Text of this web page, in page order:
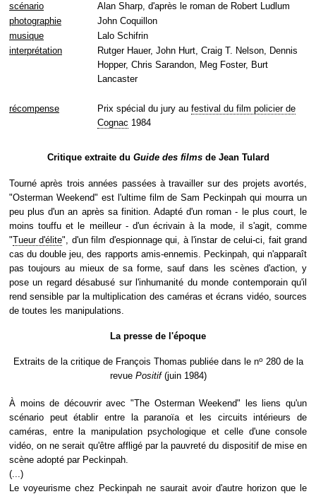
scénario
Alan Sharp, d'après le roman de Robert Ludlum
photographie
John Coquillon
musique
Lalo Schifrin
interprétation
Rutger Hauer, John Hurt, Craig T. Nelson, Dennis
Hopper, Chris Sarandon, Meg Foster, Burt
Lancaster
récompense Prix spécial du jury au festival du film policier de
Cognac 1984
Critique extraite du Guide des filmsde Jean Tulard
Tourné après trois années passées à travailler sur des projets avortés,
"Osterman Weekend" est l'ultime film de Sam Peckinpah qui mourra un
peu plus d'un an après sa finition. Adapté d'un roman - le plus court, le
moins touffu et le meilleur - d'un écrivain à la mode, il s'agit, comme
"Tueur d'élite", d'un film d'espionnage qui, à l'instar de celui-ci, fait grand
cas du double jeu, des rapports amis-ennemis. Peckinpah, qui n'apparaît
pas toujours au mieux de sa forme, sauf dans les scènes d'action, y
pose un regard désabusé sur l'inhumanité du monde contemporain qu'il
rend sensible par la multiplication des caméras et écrans vidéo, sources
de toutes les manipulations.
La presse de l'époque
Extraits de la critique de François Thomas publiée dans le no280 de la
revue Positif(juin 1984)
À moins de découvrir avec "The Osterman Weekend" les liens qu'un
scénario peut établir entre la paranoïa et les circuits intérieurs de
caméras, entre la manipulation psychologique et celle d'une console
vidéo, on ne serait qu'être affligé par la pauvreté du dispositif de mise en
scène adopté par Peckinpah.
(...)
Le voyeurisme chez Peckinpah ne saurait avoir d'autre horizon que le